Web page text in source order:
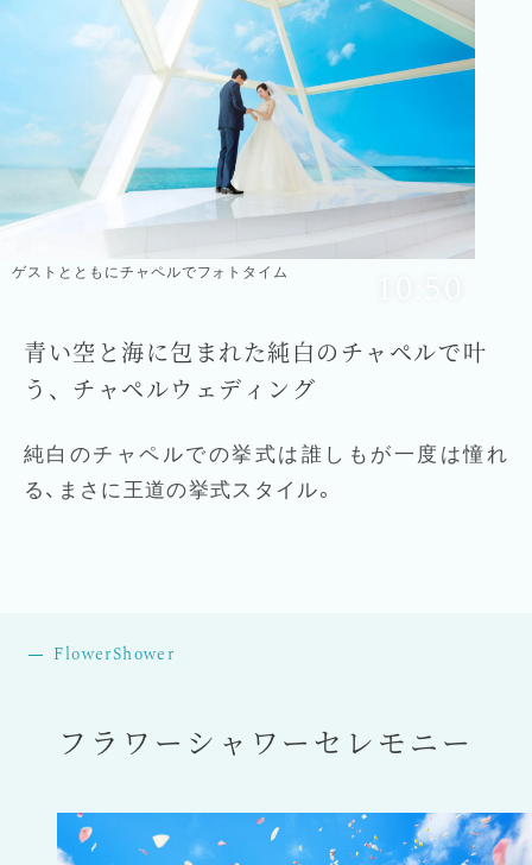
ゲストとともにチャペルでフォトタイム
青い空と海に包まれた純白のチャペルで叶
う、チャペルウェディング
純白のチャペルでの挙式は誰しもが一度は憧れ
る、 まさに王道の挙式スタイル。
FlowerShower
フラワーシャワーセレモニー